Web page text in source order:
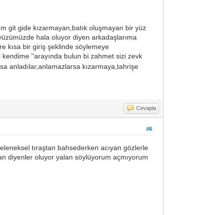
git gide kızarmayan,batık oluşmayan bir yüz
hala oluyor diyen arkadaşlarıma
kısa bir giriş şeklinde söylemeye
kendime ''arayında bulun bi zahmet sizi zevk
anladılar,anlamazlarsa kızarmaya,tahrişe
Cevapla
#6
tıraştan bahsederken acıyan gözlerle
diyenler oluyor yalan söylüyorum açmıyorum